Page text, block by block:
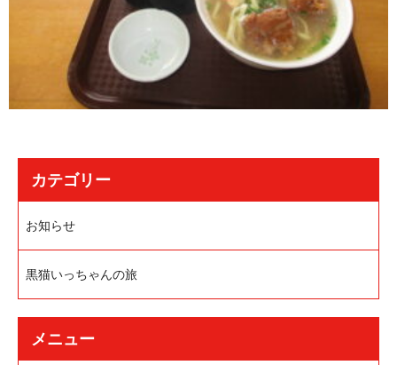
カテゴリー
お知らせ
黒猫いっちゃんの旅
メニュー